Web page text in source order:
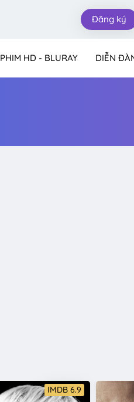
Đăng ký
PHIM HD - BLURAY DIỄN
IMDB 6.9